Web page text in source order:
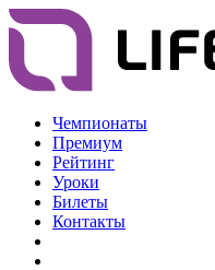
Чемпионаты
Премиум
Рейтинг
Уроки
Билеты
Контакты